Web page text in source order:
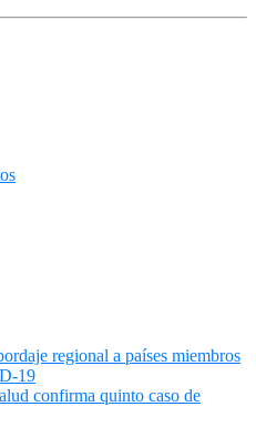
regional a países miembros
19
confirma quinto caso de